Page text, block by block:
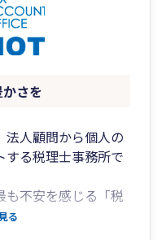
さを
法人顧問から個人の
する税理士事務所で
も不安を感じる「税
。
る